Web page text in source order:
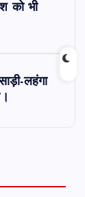
को भी
लहंगा